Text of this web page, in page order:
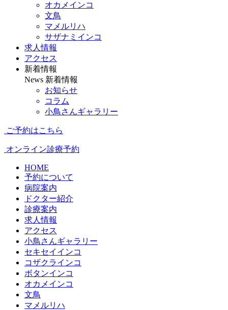
オカメインコ
文鳥
マメルリハ
サザナミインコ
求人情報
アクセス
新着情報
News 新着情報
お知らせ
コラム
小鳥さんギャラリー
ご予約はこちら
オンライン診療予約
HOME
予約について
病院案内
ドクター紹介
診療案内
求人情報
アクセス
小鳥さんギャラリー
セキセイインコ
コザクラインコ
ボタンインコ
オカメインコ
文鳥
マメルリハ